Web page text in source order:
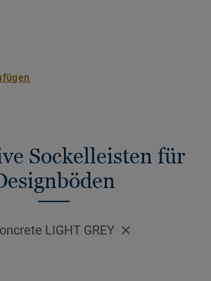
Sockelleisten für
LIGHT GREY